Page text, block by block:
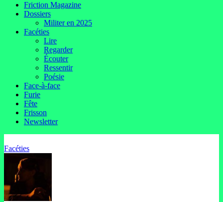
Friction Magazine
Dossiers
Militer en 2025
Facéties
Lire
Regarder
Écouter
Ressentir
Poésie
Face-à-face
Furie
Fête
Frisson
Newsletter
Facéties